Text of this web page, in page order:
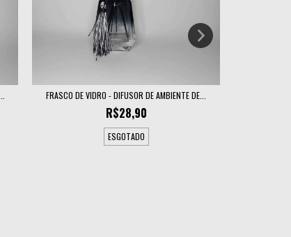
FRASCO DE VIDRO - DIFUSOR DE AMBIENTE DE...
R$28,90
ESGOTADO